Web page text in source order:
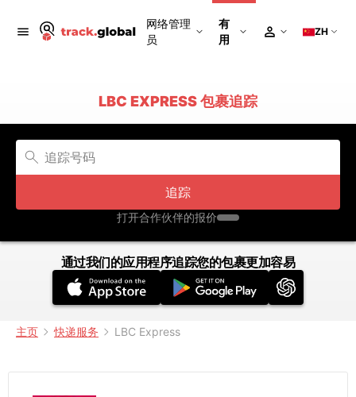
网络管理
员
有
用
ZH
LBC EXPRESS 包裹追踪
追踪
打开合作伙伴的报价
通过我们的应用程序追踪您的包裹更加容易
主页 快递服务 LBC Express